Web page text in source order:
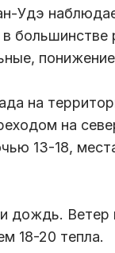
Удэ
на
на
13-18,
дождь. Ветер
18-20 тепла.